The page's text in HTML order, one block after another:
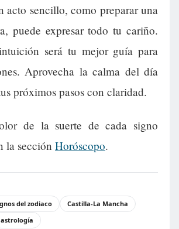
acto sencillo, como preparar una
puede expresar todo tu cariño.
será tu mejor guía para
Aprovecha la calma del día
próximos pasos con claridad.
de la suerte de cada signo
la sección Horóscopo.
del zodiaco
Castilla-La Mancha
astrología